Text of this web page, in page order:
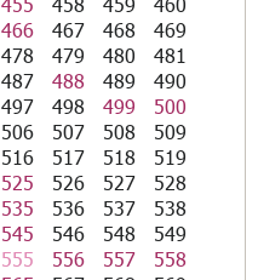
466 467 468
469
478 479 480
481
487 488 489
490
497 498 499
500
506 507 508
509
516 517 518
519
525 526 527
528
535 536 537
538
545 546 548
549
555 556 557
558